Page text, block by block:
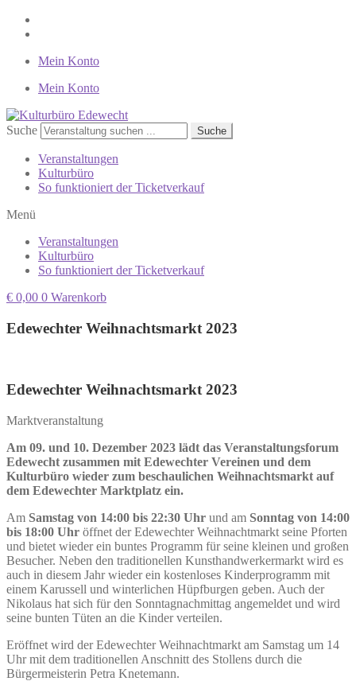
Mein Konto
Mein Konto
Suche Suche
Veranstaltungen
Kulturbüro
So funktioniert der Ticketverkauf
Menü
Veranstaltungen
Kulturbüro
So funktioniert der Ticketverkauf
€ 0,00 0 Warenkorb
Edewechter Weihnachtsmarkt 2023
Edewechter Weihnachtsmarkt 2023
Marktveranstaltung
Am 09. und 10. Dezember 2023 lädt das Veranstaltungsforum
Edewecht zusammen mit Edewechter Vereinen und dem
Kulturbüro wieder zum beschaulichen Weihnachtsmarkt auf
dem Edewechter Marktplatz ein.
Am Samstag von 14:00 bis 22:30 Uhr und am Sonntag von 14:00
bis 18:00 Uhr öffnet der Edewechter Weihnachtmarkt seine Pforten
und bietet wieder ein buntes Programm für seine kleinen und großen
Besucher. Neben den traditionellen Kunsthandwerkermarkt wird es
auch in diesem Jahr wieder ein kostenloses Kinderprogramm mit
einem Karussell und winterlichen Hüpfburgen geben. Auch der
Nikolaus hat sich für den Sonntagnachmittag angemeldet und wird
seine bunten Tüten an die Kinder verteilen.
Eröffnet wird der Edewechter Weihnachtmarkt am Samstag um 14
Uhr mit dem traditionellen Anschnitt des Stollens durch die
Bürgermeisterin Petra Knetemann.